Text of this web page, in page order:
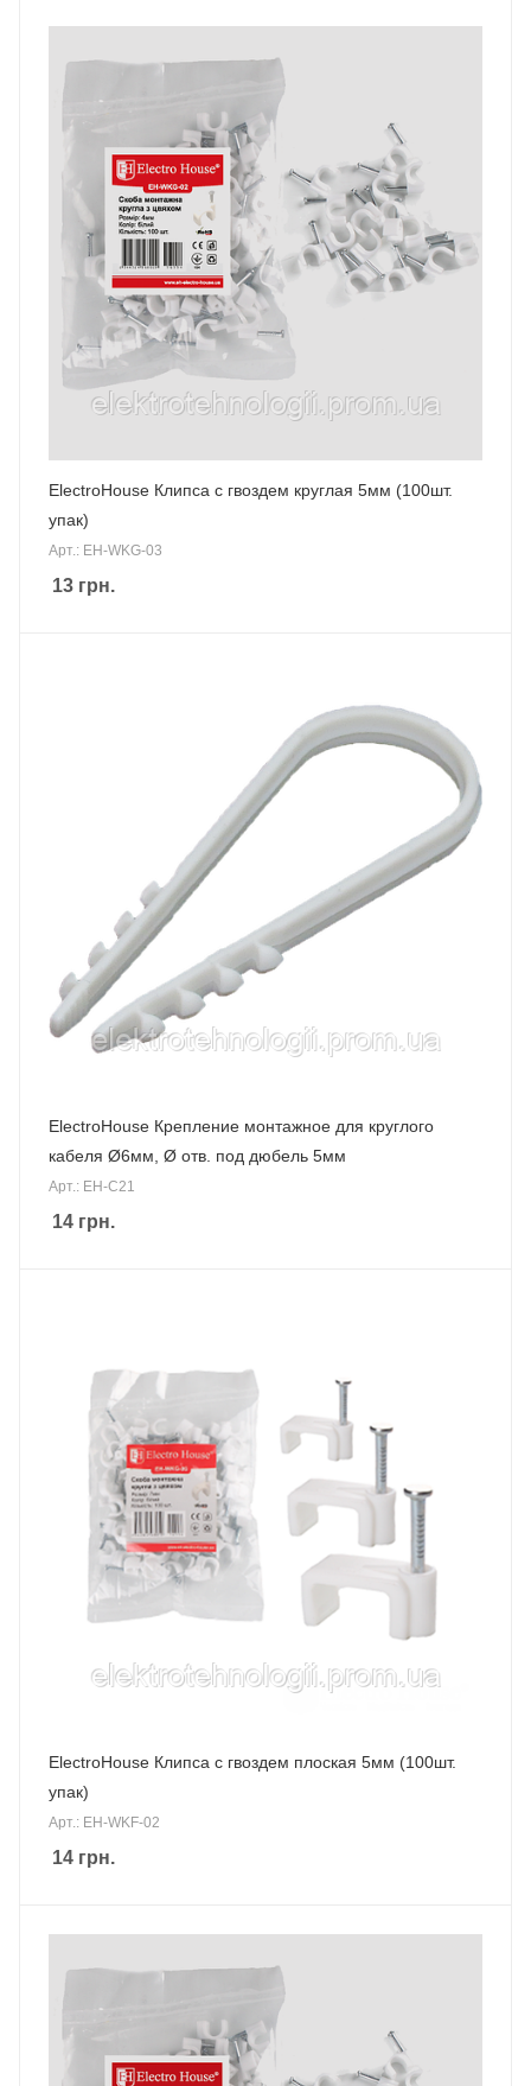
ElectroHouse Клипса с гвоздем круглая 5мм (100шт.
упак)
Арт.: EH-WKG-03
13 грн.
ElectroHouse Крепление монтажное для круглого
кабеля Ø6мм, Ø отв. под дюбель 5мм
Арт.: EH-C21
14 грн.
ElectroHouse Клипса с гвоздем плоская 5мм (100шт.
упак)
Арт.: EH-WKF-02
14 грн.